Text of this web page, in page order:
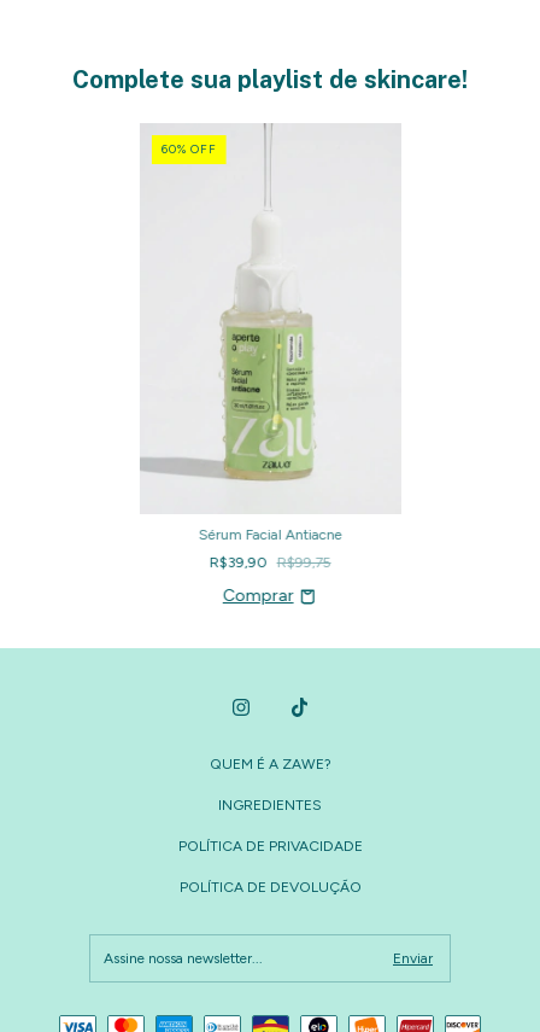
Complete sua playlist de skincare!
60% OFF
Sérum Facial Antiacne
R$39,90
R$99,75
QUEM É A ZAWE?
INGREDIENTES
POLÍTICA DE PRIVACIDADE
POLÍTICA DE DEVOLUÇÃO